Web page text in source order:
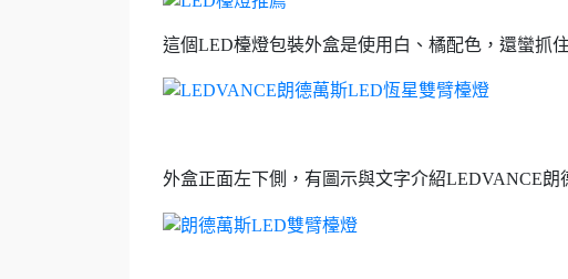
這個LED檯燈包裝外盒是使用白、橘配色，還蠻抓
外盒正面左下側，有圖示與文字介紹LEDVANCE朗